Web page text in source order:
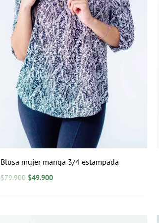
Blusa mujer manga 3/4 estampada
$79.900 $49.900